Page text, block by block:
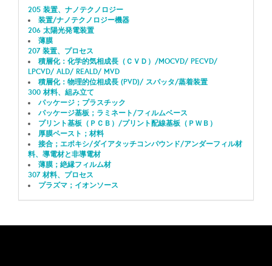
205 装置、ナノテクノロジー
装置/ナノテクノロジー機器
206 太陽光発電装置
薄膜
207 装置、プロセス
積層化：化学的気相成長（ＣＶＤ）/MOCVD/ PECVD/
LPCVD/ ALD/ REALD/ MVD
積層化：物理的位相成長 (PVD)/ スパッタ/蒸着装置
300 材料、組み立て
パッケージ；プラスチック
パッケージ基板；ラミネート/フィルムベース
プリント基板（ＰＣＢ）/プリント配線基板（ＰＷＢ）
厚膜ペースト；材料
接合；エポキシ/ダイアタッチコンパウンド/アンダーフィル材
料、導電材と非導電材
薄膜；絶縁フィルム材
307 材料、プロセス
プラズマ；イオンソース